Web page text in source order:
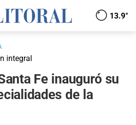
13.9°
integral
Fe inauguró su
de la